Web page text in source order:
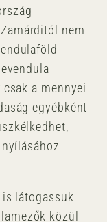
nem
a mennyei
egyébként
látogassuk
közül